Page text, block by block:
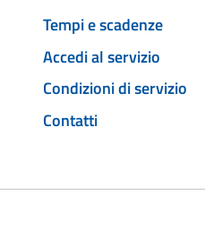
Tempi e scadenze
Accedi al servizio
Condizioni di servizio
Contatti